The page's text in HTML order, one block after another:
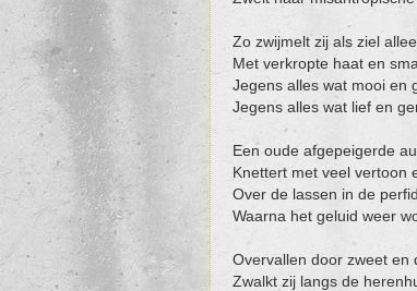
Zo zwijmelt zij als ziel
Met verkropte haat en
Jegens alles wat mooi en
Jegens alles wat lief en
Een oude afgepeigerde
Knettert met veel vertoon
Over de lassen in de
Waarna het geluid weer
Overvallen door zweet en
Zwalkt zij langs de